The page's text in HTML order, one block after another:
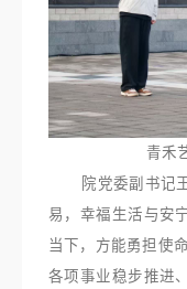
青禾
院党委副书记王
易，幸福生活与安
当下，方能勇担使
各项事业稳步推进